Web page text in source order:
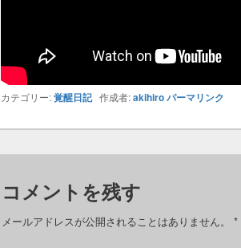
カテゴリー:覚醒日記作成者:akihiroパーマリンク
コメントを残す
メールアドレスが公開されることはありません。 *